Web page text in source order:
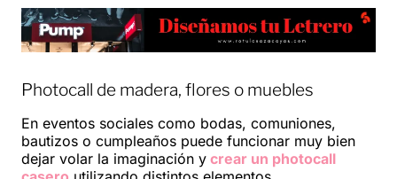
Photocall de madera, flores o muebles
En eventos sociales como bodas, comuniones,
bautizos o cumpleaños puede funcionar muy bien
dejar volar la imaginación y crear un photocall